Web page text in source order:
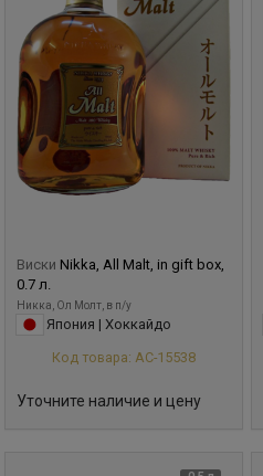
Виски Nikka, All Malt, in gift box,
0.7 л.
Никка, Ол Молт, в п/у
Япония | Хоккайдо
Код товара: АС-15538
Уточните наличие и цену